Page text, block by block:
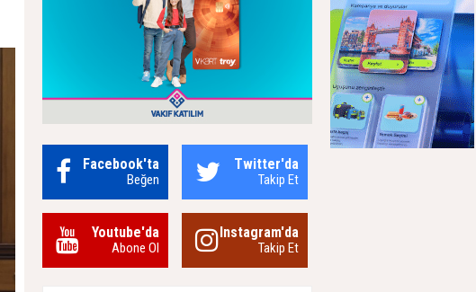
Facebook'ta
Beğen
Twitter'da
Takip Et
Youtube'da
Abone Ol
Instagram'da
Takip Et